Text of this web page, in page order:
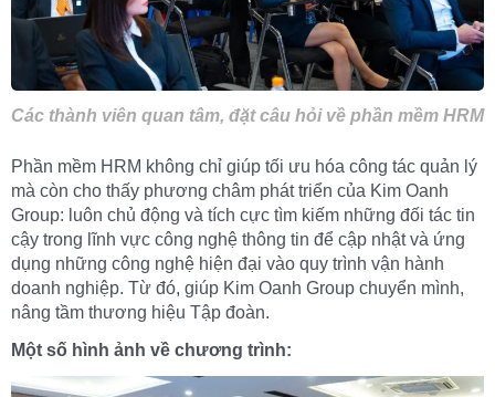
Các thành viên quan tâm, đặt câu hỏi về phần mềm HRM
Phần mềm HRM không chỉ giúp tối ưu hóa công tác quản lý
mà còn cho thấy phương châm phát triển của Kim Oanh
Group: luôn chủ động và tích cực tìm kiếm những đối tác tin
cậy trong lĩnh vực công nghệ thông tin để cập nhật và ứng
dụng những công nghệ hiện đại vào quy trình vận hành
doanh nghiệp. Từ đó, giúp Kim Oanh Group chuyển mình,
nâng tầm thương hiệu Tập đoàn.
Một số hình ảnh về chương trình: